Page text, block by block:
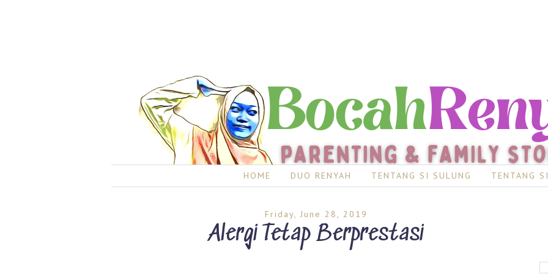
HOME DUO RENYAH TENTANG SI SULUNG TENTANG
Friday, June 28, 2019
Alergi Tetap Berprestasi